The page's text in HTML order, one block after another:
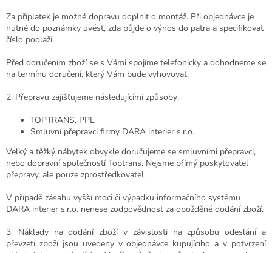
Za příplatek je možné dopravu doplnit o montáž. Při objednávce je
nutné do poznámky uvést, zda půjde o výnos do patra a specifikovat
číslo podlaží.
Před doručením zboží se s Vámi spojíme telefonicky a dohodneme se
na termínu doručení, který Vám bude vyhovovat.
2. Přepravu zajišťujeme následujícími způsoby:
TOPTRANS, PPL
Smluvní přepravci firmy DARA interier s.r.o.
Velký a těžký nábytek obvykle doručujeme se smluvními přepravci,
nebo dopravní společností Toptrans. Nejsme přímý poskytovatel
přepravy, ale pouze zprostředkovatel.
V případě zásahu vyšší moci či výpadku informačního systému
DARA interier s.r.o. nenese zodpovědnost za opožděné dodání zboží.
3. Náklady na dodání zboží v závislosti na způsobu odeslání a
převzetí zboží jsou uvedeny v objednávce kupujícího a v potvrzení